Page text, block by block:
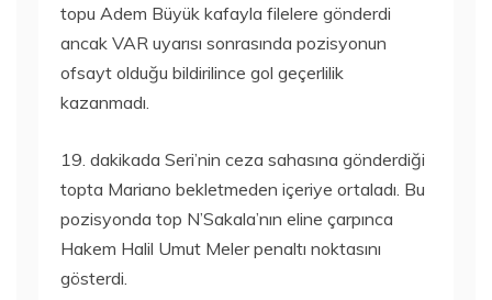
topu Adem Büyük kafayla filelere gönderdi
ancak VAR uyarısı sonrasında pozisyonun
ofsayt olduğu bildirilince gol geçerlilik
kazanmadı.
19. dakikada Seri’nin ceza sahasına gönderdiği
topta Mariano bekletmeden içeriye ortaladı. Bu
pozisyonda top N’Sakala’nın eline çarpınca
Hakem Halil Umut Meler penaltı noktasını
gösterdi.